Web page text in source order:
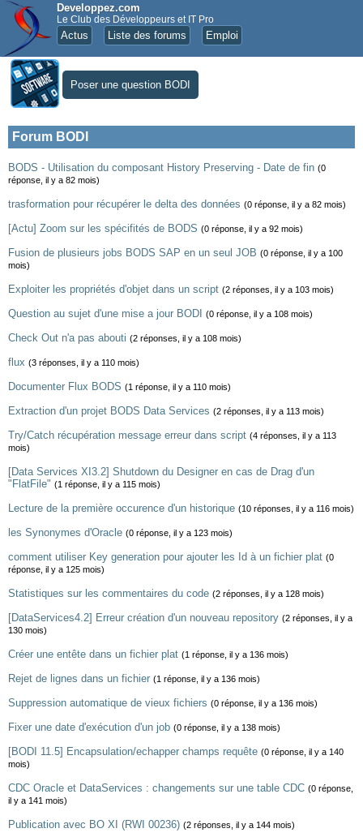
Developpez.com
Le Club des Développeurs et IT Pro
Actus Liste des forums Emploi
Poser une question BODI
Forum BODI
BODS - Utilisation du composant History Preserving - Date de fin (0
réponse, il y a 82 mois)
trasformation pour récupérer le delta des données (0 réponse, il y a 82 mois)
[Actu] Zoom sur les spécifités de BODS (0 réponse, il y a 92 mois)
Fusion de plusieurs jobs BODS SAP en un seul JOB (0 réponse, il y a 100
mois)
Exploiter les propriétés d'objet dans un script (2 réponses, il y a 103 mois)
Question au sujet d'une mise a jour BODI (0 réponse, il y a 108 mois)
Check Out n'a pas abouti (2 réponses, il y a 108 mois)
flux (3 réponses, il y a 110 mois)
Documenter Flux BODS (1 réponse, il y a 110 mois)
Extraction d'un projet BODS Data Services (2 réponses, il y a 113 mois)
Try/Catch récupération message erreur dans script (4 réponses, il y a 113
mois)
[Data Services XI3.2] Shutdown du Designer en cas de Drag d'un
"FlatFile" (1 réponse, il y a 115 mois)
Lecture de la première occurence d'un historique (10 réponses, il y a 116 mois)
les Synonymes d'Oracle (0 réponse, il y a 123 mois)
comment utiliser Key generation pour ajouter les Id à un fichier plat (0
réponse, il y a 125 mois)
Statistiques sur les commentaires du code (2 réponses, il y a 128 mois)
[DataServices4.2] Erreur création d'un nouveau repository (2 réponses, il y a
130 mois)
Créer une entête dans un fichier plat (1 réponse, il y a 136 mois)
Rejet de lignes dans un fichier (1 réponse, il y a 136 mois)
Suppression automatique de vieux fichiers (0 réponse, il y a 136 mois)
Fixer une date d'exécution d'un job (0 réponse, il y a 138 mois)
[BODI 11.5] Encapsulation/echapper champs requête (0 réponse, il y a 140
mois)
CDC Oracle et DataServices : changements sur une table CDC (0 réponse,
il y a 141 mois)
Publication avec BO XI (RWI 00236) (2 réponses, il y a 144 mois)